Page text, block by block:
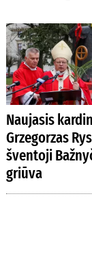
Naujasis
Grzegorzas
šventoji
griūva